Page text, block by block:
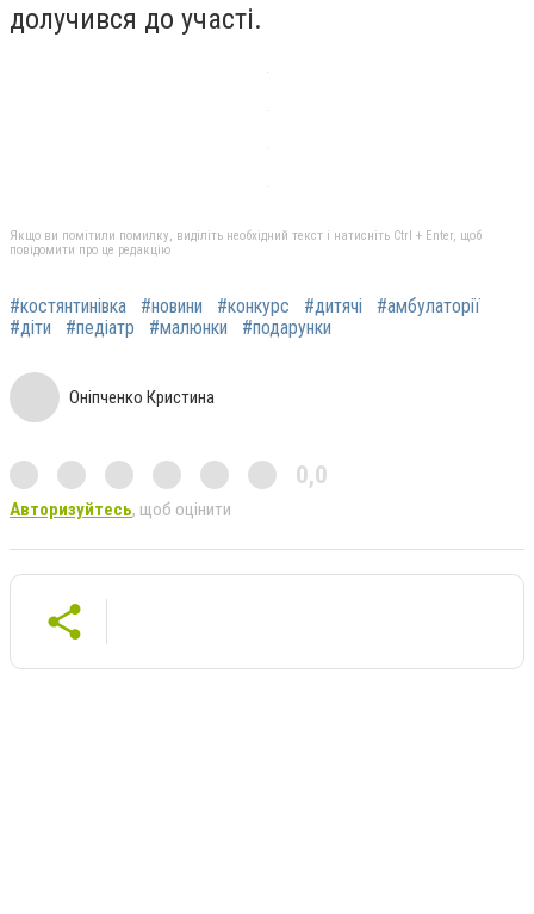
долучився до участі.
Якщо ви помітили помилку, виділіть необхідний текст і натисніть Ctrl + Enter, щоб
повідомити про це редакцію
#костянтинівка #новини #конкурс #дитячі
#амбулаторії
#діти
#педіатр #малюнки #подарунки
Оніпченко Кристина
0,0
Авторизуйтесь, щоб оцінити